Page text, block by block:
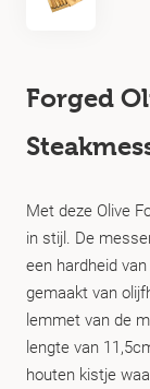
Forged
Met deze Olive
in stijl. De
een hardheid
gemaakt van
lemmet van de
lengte van
houten kistje